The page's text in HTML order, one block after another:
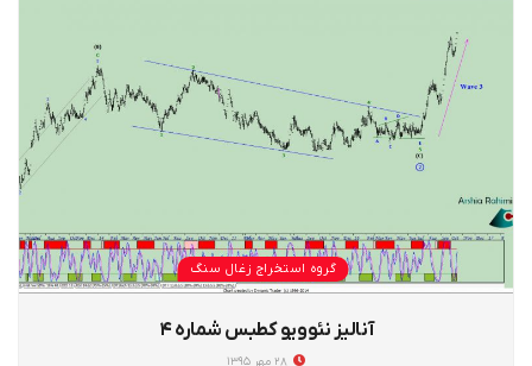
گروه استخراج زغال سنگ
آنالیز نئوویو کطبس شماره ۴